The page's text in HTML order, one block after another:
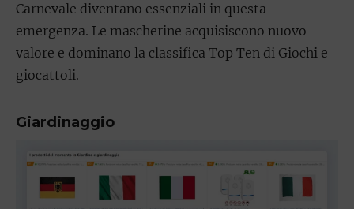
Carnevale diventano essenziali in questa
emergenza. Le mascherine acquisiscono nuovo
valore e dominano la classifica Top Ten di Giochi e
giocattoli.
Giardinaggio